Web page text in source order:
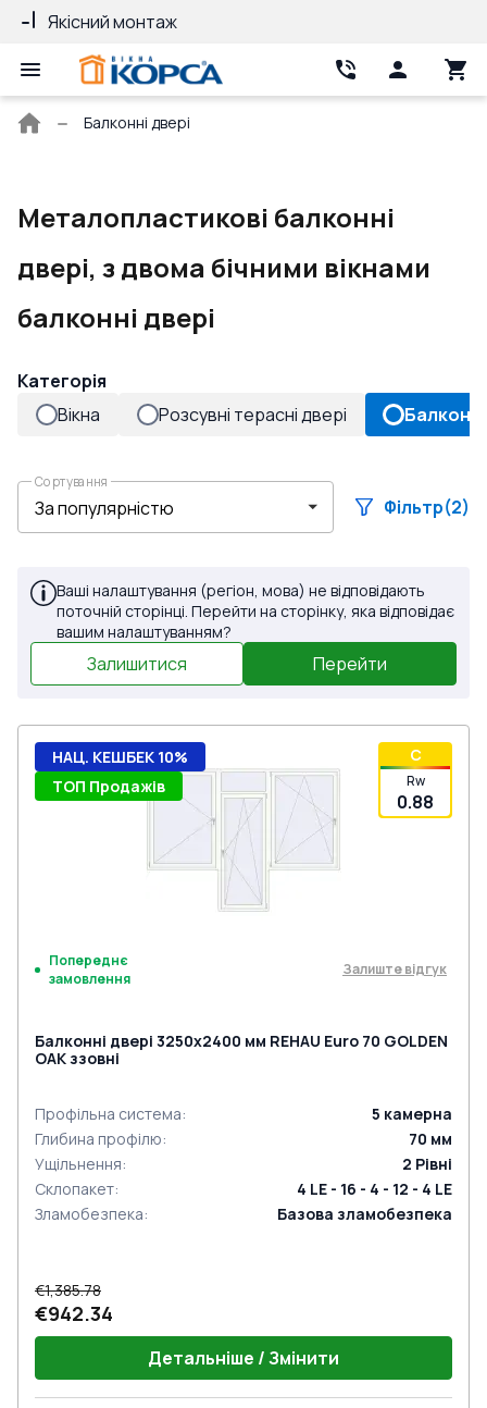
Якісний монтаж
Головна
Балконні двері
Металопластикові балконні
двері, з двома бічними вікнами
балконні двері
Категорія
Вікна
Розсувні терасні двері
Сортування
Фільтр(2)
Ваші налаштування (регіон, мова) не відповідають
поточній сторінці. Перейти на сторінку, яка відповідає
вашим налаштуванням?
Залишитися Перейти
C
Rw
0.88
НАЦ. КЕШБЕК 10%
ТОП Продажів
Попереднє
замовлення
Залиште відгук
Балконні двері 3250x2400 мм REHAU Euro 70 GOLDEN
OAK ззовні
Профільна система: 5 камерна
Глибина профілю: 70 мм
Ущільнення: 2 Рівні
Склопакет:
4 LE - 16 - 4 - 12 - 4 LE
Зламобезпека: Базова зламобезпека
€1,385.78
€942.34
Детальніше / Змінити